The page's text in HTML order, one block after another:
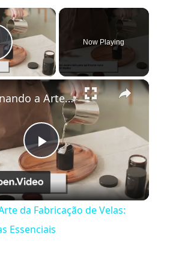
×
Video
Now Playing
×
Play
Video
Dominando a Arte da Fabricação de Velas: Técnicas e Dicas Essenciais
da Fabricação de Velas:
Essenciais